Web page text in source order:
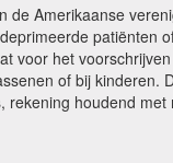
Amerikaanse
patiënten
het
of bij
houdend met